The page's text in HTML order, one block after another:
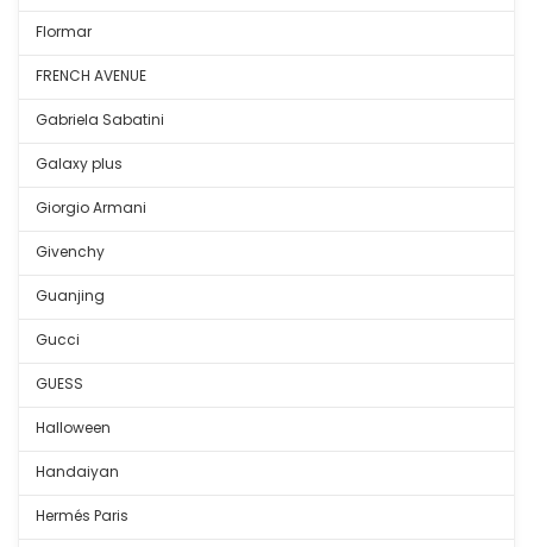
Flormar
FRENCH AVENUE
Gabriela Sabatini
Galaxy plus
Giorgio Armani
Givenchy
Guanjing
Gucci
GUESS
Halloween
Handaiyan
Hermés Paris